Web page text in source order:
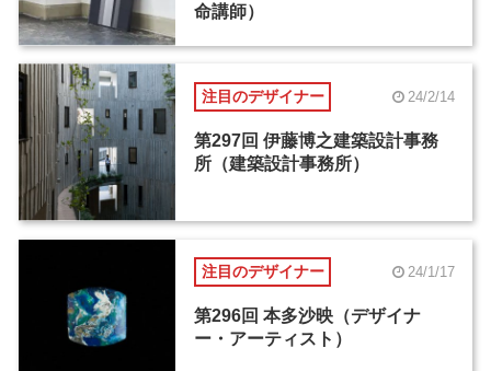
命講師）
注目のデザイナー 24/2/14
第297回 伊藤博之建築設計事務
所（建築設計事務所）
注目のデザイナー 24/1/17
第296回 本多沙映（デザイナ
ー・アーティスト）